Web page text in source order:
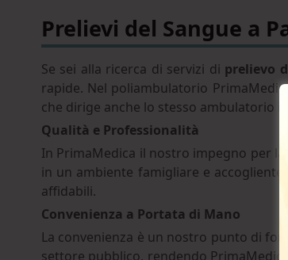
Prelievi del Sangue a
Se sei alla ricerca di servizi di prelievo
rapide. Nel poliambulatorio
che dirige anche lo stesso ambulatorio
Qualità e Professionalità
In PrimaMedica il nostro impegno per
in un ambiente famigliare e
affidabili.
Convenienza a Portata di Mano
La convenienza è un nostro punto di
settore pubblico, rendendo